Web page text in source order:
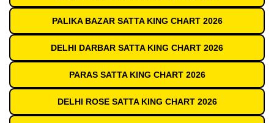
PALIKA BAZAR SATTA KING CHART 2026
DELHI DARBAR SATTA KING CHART 2026
PARAS SATTA KING CHART 2026
DELHI ROSE SATTA KING CHART 2026